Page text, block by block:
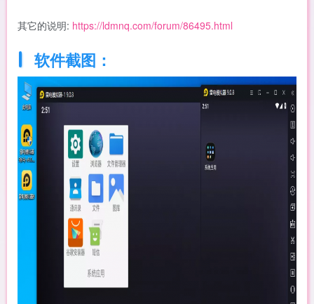
其它的说明: https://ldmnq.com/forum/86495.html
软件截图：